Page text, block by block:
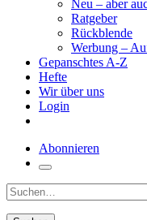
Neu – aber
Ratgeber
Rückblende
Werbung –
Gepanschtes A-Z
Hefte
Wir über uns
Login
Abonnieren
Suche: